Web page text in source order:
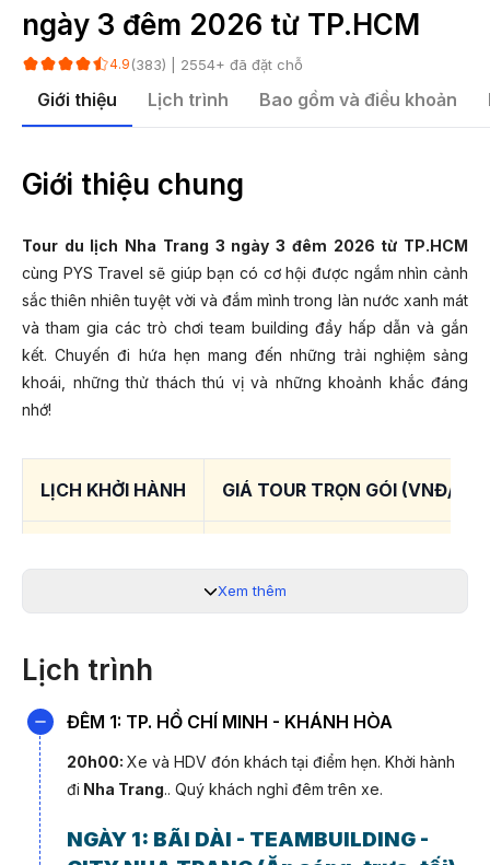
ngày 3 đêm 2026 từ TP.HCM
4.9 (383) | 2554+ đã đặt chỗ
Giới thiệu Lịch trình Bao gồm và điều khoản
Giới thiệu chung
Tour du lịch Nha Trang 3 ngày 3 đêm 2026 từ TP.HCM
cùng PYS Travel sẽ giúp bạn có cơ hội được ngắm nhìn cảnh
sắc thiên nhiên tuyệt vời và đắm mình trong làn nước xanh mát
và tham gia các trò chơi team building đầy hấp dẫn và gắn
kết. Chuyến đi hứa hẹn mang đến những trải nghiệm sảng
khoái, những thử thách thú vị và những khoảnh khắc đáng
nhớ!
LỊCH KHỞI HÀNH GIÁ TOUR TRỌN GÓI (VNĐ/
ĐIỂM NỔI BẬT TOUR DU LỊCH NHA
TRANG 3 NGÀY 3 ĐÊM
✔️ Tham quan khu du lịch Bãi Dài, một trong những bãi biển
đẹp nhất của Khánh Hòa với bờ biển phẳng, nước biển trong
xanh như ngọc.
✔️ Tham quan Chùa Long Sơn, một trong 20 ngôi chùa lớn tại
Xem thêm
Lịch trình
ĐÊM 1: TP. HỒ CHÍ MINH - KHÁNH HÒA
20h00: Xe và HDV đón khách tại điểm hẹn. Khởi hành
đi Nha Trang.. Quý khách nghỉ đêm trên xe.
NGÀY 1: BÃI DÀI - TEAMBUILDING -